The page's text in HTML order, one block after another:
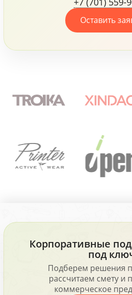
Оставить
Корпоративные
под
Подберем решения
рассчитаем смету и
коммерческое